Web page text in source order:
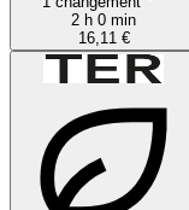
2 h 0 min
16,11 €